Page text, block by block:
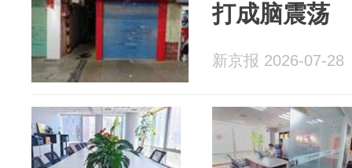
打成脑震荡
新京报 2026-07-28